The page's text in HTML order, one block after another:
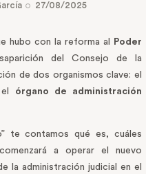
27/08/2025
hubo con la reforma al
Poder
del Consejo de la
de dos organismos clave: el
el órgano de administración
te contamos qué es, cuáles
a operar el nuevo
la administración judicial en el